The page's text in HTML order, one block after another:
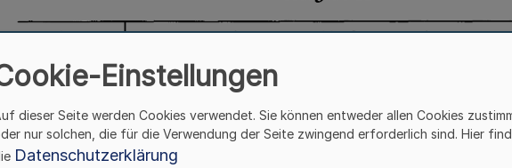
Einstellungen
dieser Seite werden Cookies verwendet. Sie können entweder allen Cookies
nur solchen, die für die Verwendung der Seite zwingend erforderlich sind. Hier
Datenschutzerklärung